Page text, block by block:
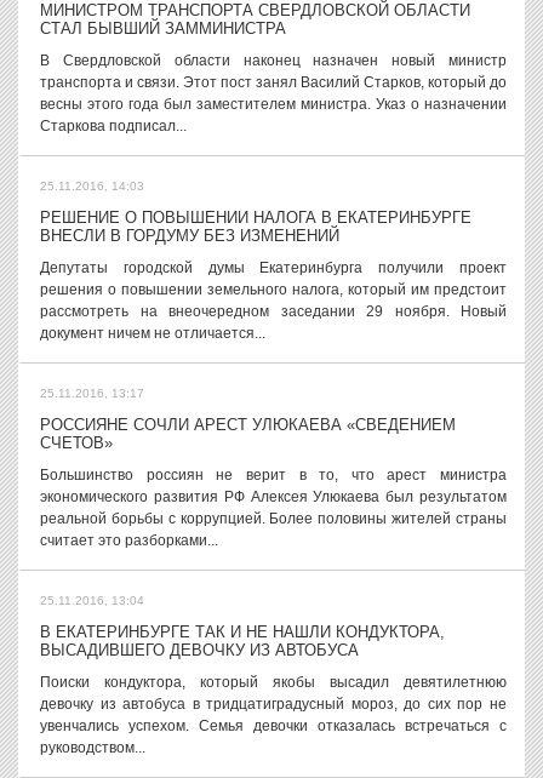
МИНИСТРОМ ТРАНСПОРТА СВЕРДЛОВСКОЙ ОБЛАСТИ
СТАЛ БЫВШИЙ ЗАММИНИСТРА
В Свердловской области наконец назначен новый министр
транспорта и связи. Этот пост занял Василий Старков, который до
весны этого года был заместителем министра. Указ о назначении
Старкова подписал...
25.11.2016, 14:03
РЕШЕНИЕ О ПОВЫШЕНИИ НАЛОГА В ЕКАТЕРИНБУРГЕ
ВНЕСЛИ В ГОРДУМУ БЕЗ ИЗМЕНЕНИЙ
Депутаты городской думы Екатеринбурга получили проект
решения о повышении земельного налога, который им предстоит
рассмотреть на внеочередном заседании 29 ноября. Новый
документ ничем не отличается...
25.11.2016, 13:17
РОССИЯНЕ СОЧЛИ АРЕСТ УЛЮКАЕВА «СВЕДЕНИЕМ
СЧЕТОВ»
Большинство россиян не верит в то, что арест министра
экономического развития РФ Алексея Улюкаева был результатом
реальной борьбы с коррупцией. Более половины жителей страны
считает это разборками...
25.11.2016, 13:04
В ЕКАТЕРИНБУРГЕ ТАК И НЕ НАШЛИ КОНДУКТОРА,
ВЫСАДИВШЕГО ДЕВОЧКУ ИЗ АВТОБУСА
Поиски кондуктора, который якобы высадил девятилетнюю
девочку из автобуса в тридцатиградусный мороз, до сих пор не
увенчались успехом. Семья девочки отказалась встречаться с
руководством...